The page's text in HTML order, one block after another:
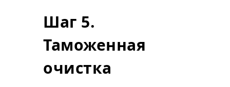
Шаг 5.
Таможенная
очистка